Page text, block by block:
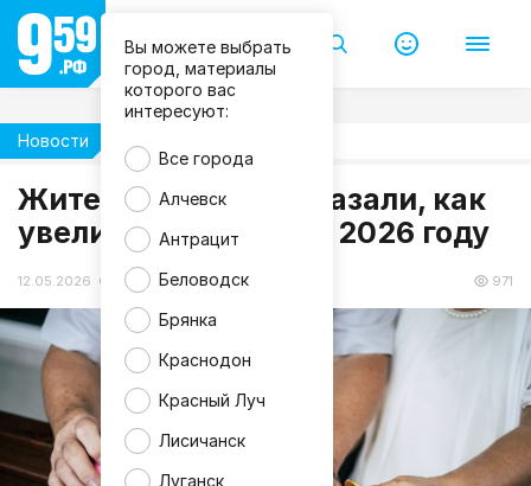
Вы можете выбрать
город, материалы
которого вас
интересуют:
Все города
Алчевск
Антрацит
Беловодск
Брянка
Краснодон
Красный Луч
Лисичанск
Луганск
Новости
Жителям ЛНР рассказали, как
увеличить пенсию в 2026 году
12.05.2026 09:53 971
m
g
n
i
f
c